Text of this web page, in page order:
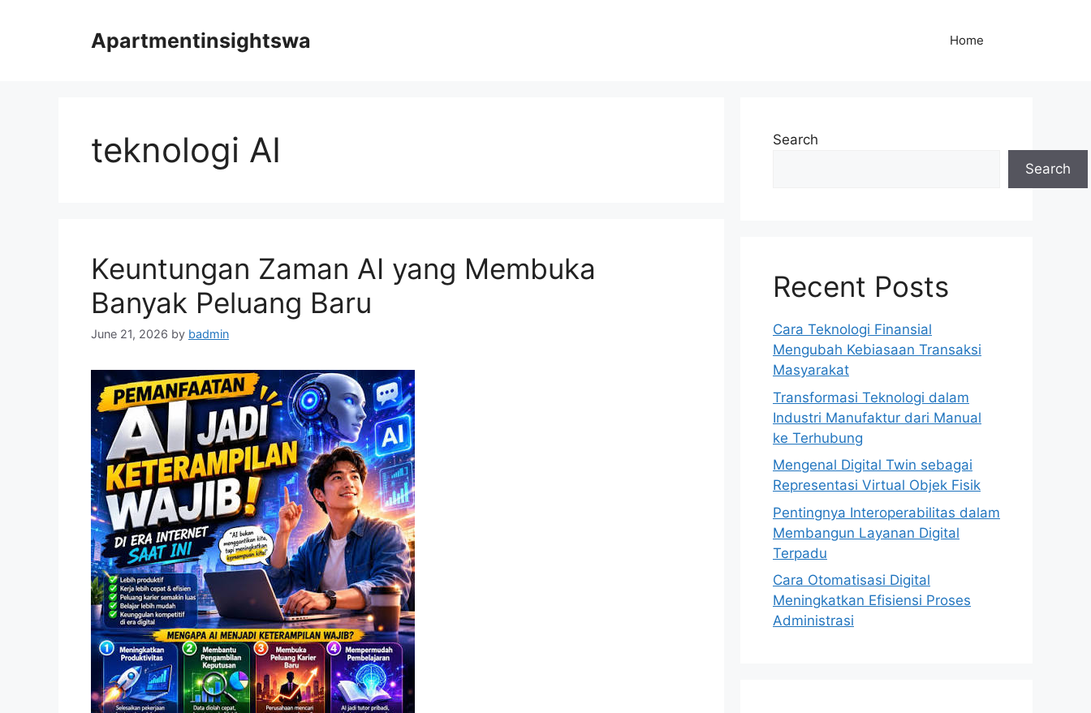
Apartmentinsightswa Home
teknologi AI
Keuntungan Zaman AI yang Membuka
Banyak Peluang Baru
June 21, 2026 by badmin
Search
Search
Recent Posts
Cara Teknologi Finansial
Mengubah Kebiasaan Transaksi
Masyarakat
Transformasi Teknologi dalam
Industri Manufaktur dari Manual
ke Terhubung
Mengenal Digital Twin sebagai
Representasi Virtual Objek Fisik
Pentingnya Interoperabilitas dalam
Membangun Layanan Digital
Terpadu
Cara Otomatisasi Digital
Meningkatkan Efisiensi Proses
Administrasi